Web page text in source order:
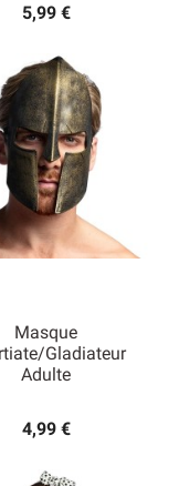
5,99 €
Masque
Gladiateur
Adulte
4,99 €